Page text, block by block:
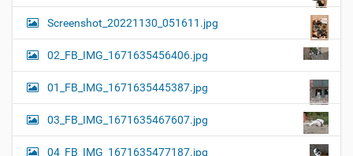
Screenshot_20221130_051611.jpg
02_FB_IMG_1671635456406.jpg
01_FB_IMG_1671635445387.jpg
03_FB_IMG_1671635467607.jpg
04_FB_IMG_1671635477187.jpg